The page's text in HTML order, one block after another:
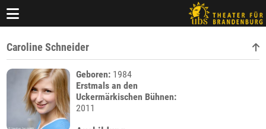
Caroline Schneider
Geboren:1984
Erstmals an den
Uckermärkischen Bühnen:
2011